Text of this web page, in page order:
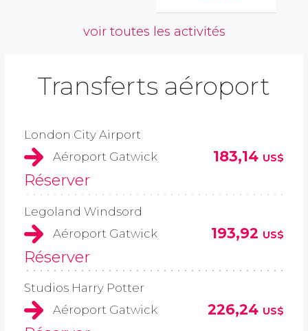
voir toutes les activités
Transferts aéroport
London City Airport
Aéroport Gatwick
183,14 US$
Réserver
Legoland Windsord
Aéroport Gatwick
193,92 US$
Réserver
Studios Harry Potter
Aéroport Gatwick
226,24 US$